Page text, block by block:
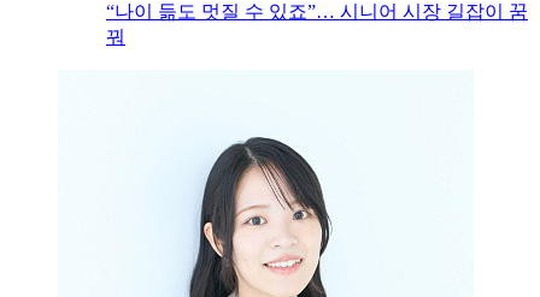
“나이 듦도 멋질 수 있죠”… 시니어 시장 길잡이 꿈
꿔